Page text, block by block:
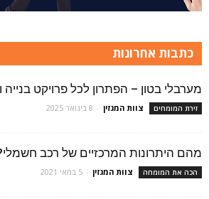
כתבות אחרונות
מערבלי בטון – הפתרון לכל פרויקט
זירת המומחים צוות המגזין - 8 בינואר 2025
מהם היתרונות המרכזיים של רכב
הכה את המומחה צוות המגזין - 5 במאי 2021